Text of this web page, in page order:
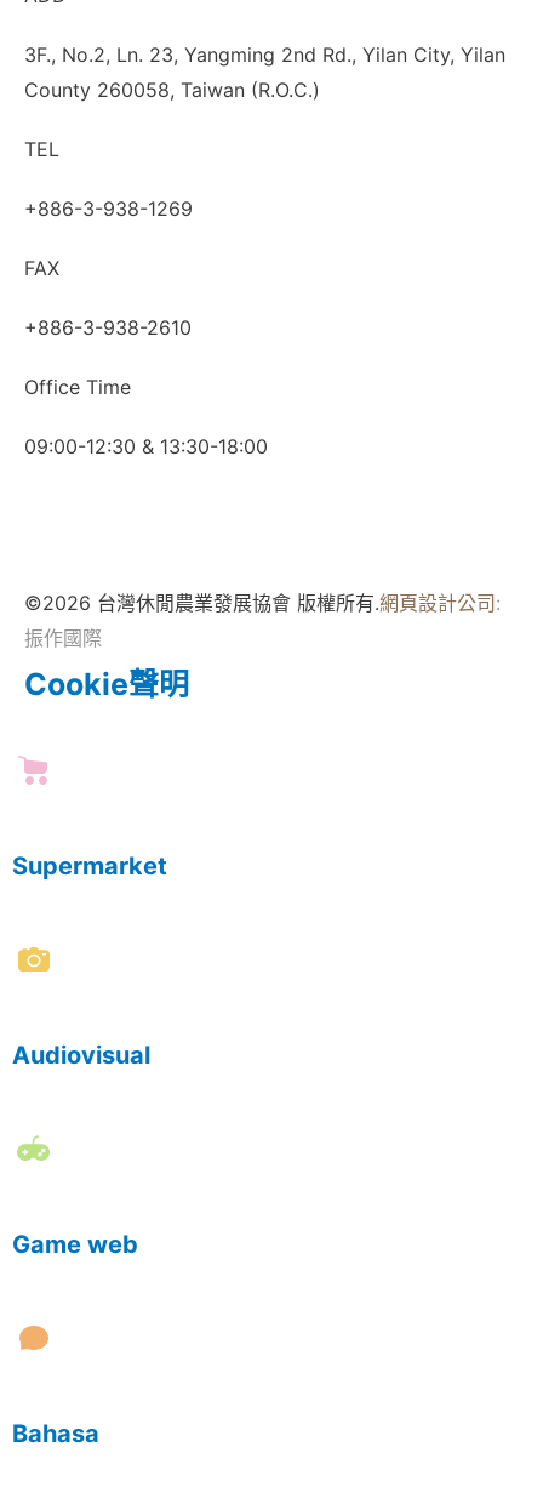
3F., No.2, Ln. 23, Yangming 2nd Rd., Yilan City, Yilan
County 260058, Taiwan (R.O.C.)
TEL
+886-3-938-1269
FAX
+886-3-938-2610
Office Time
09:00-12:30 & 13:30-18:00
©2026 台灣休閒農業發展協會 版權所有.網頁設計公司:
振作國際
Cookie聲明
Supermarket
Audiovisual
Game web
Bahasa